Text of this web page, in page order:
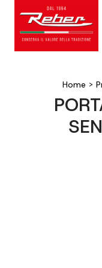
Home >